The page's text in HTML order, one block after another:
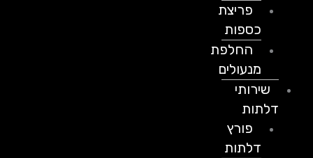
פריצת
כספות
החלפת
מנעולים
שירותי
דלתות
פורץ
דלתות